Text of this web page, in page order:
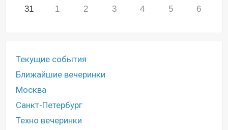
31 1 2 3 4 5 6
Текущие события
Ближайшие вечеринки
Москва
Санкт-Петербург
Техно вечеринки